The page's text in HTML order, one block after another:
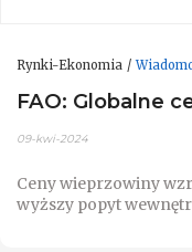
Rynki-Ekonomia
FAO: Globalne
09-kwi-2024
Ceny wieprzowiny
wyższy popyt